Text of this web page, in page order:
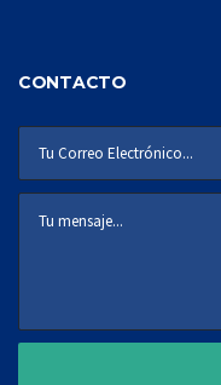
CONTACTO